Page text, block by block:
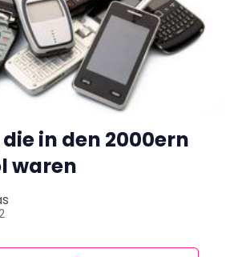
die in den 2000ern
waren